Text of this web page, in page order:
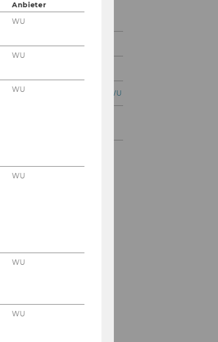
Career Paths
Welcome Services
Karrierekontakte an der WU
Anbieter
WU
WU
WU
WU
WU
WU